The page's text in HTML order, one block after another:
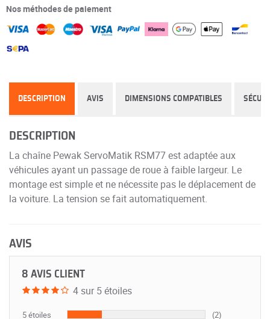
Nos méthodes de paiement
DESCRIPTION AVIS DIMENSIONS COMPATIBLES
DESCRIPTION
La chaîne Pewak ServoMatik RSM77 est adaptée aux
véhicules ayant un passage de roue à faible largeur. Le
montage est simple et ne nécessite pas le déplacement de
la voiture. La tension se fait automatiquement.
AVIS
8 AVIS CLIENT
4 sur 5 étoiles
5 étoiles
(2)